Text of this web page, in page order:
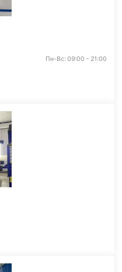
Пн-Вс: 09:00 - 21:00